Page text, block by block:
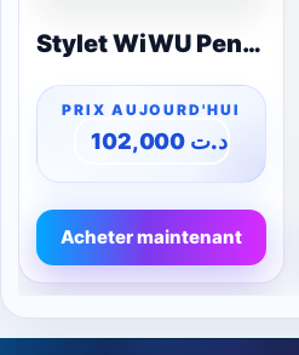
Stylet WiWU Pencil E A02 – pour iPad (Rejet de la Paume)
د.ت 102,000
Acheter maintenant